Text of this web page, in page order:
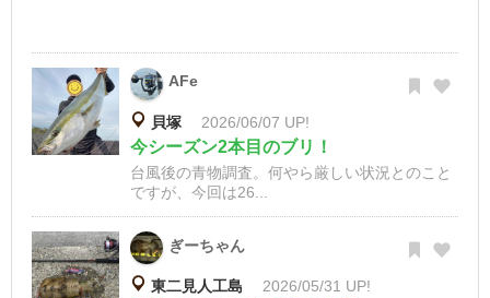
AFe
貝塚 2026/06/07 UP!
今シーズン2本目のブリ！
台風後の青物調査。何やら厳しい状況とのこと
ですが、今回は26...
ぎーちゃん
東二見人工島 2026/05/31 UP!